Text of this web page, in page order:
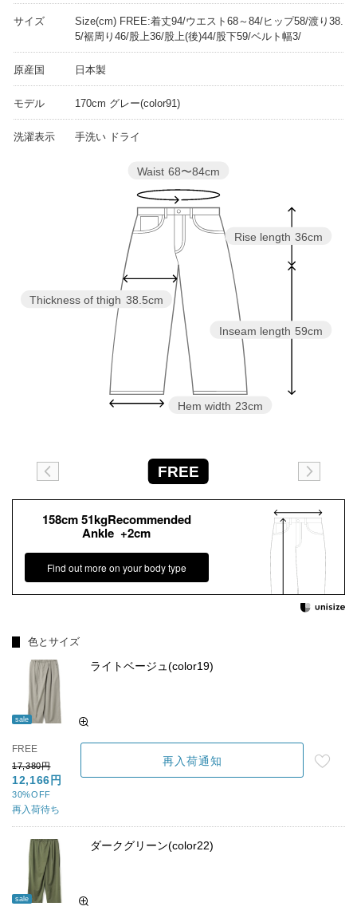
サイズ
Size(cm) FREE:着丈94/ウエスト68～84/ヒップ58/渡り38.
5/裾周り46/股上36/股上(後)44/股下59/ベルト幅3/
原産国 日本製
モデル 170cm グレー(color91)
洗濯表示 手洗い ドライ
Inseam length 59cm
Rise length 36cm
Hem width 23cm
Thickness of thigh 38.5cm
Waist 68〜84cm
FREE
158cm 51kgRecommended
Ankle +2cm
Find out more on your body type
色とサイズ
sale
ライトベージュ(color19)
FREE
17,380円
12,166円
30%OFF
再入荷待ち
再入荷通知
sale
ダークグリーン(color22)